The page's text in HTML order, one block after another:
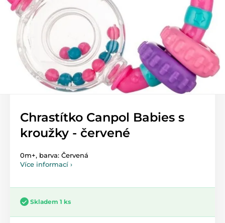
Chrastítko Canpol Babies s
kroužky - červené
0m+, barva: Červená
Více informací ›
Skladem 1 ks